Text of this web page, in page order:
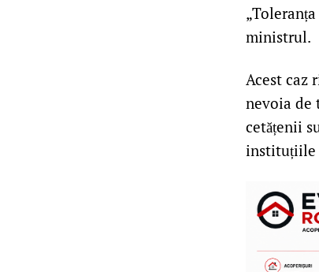
ministrul.
Acest caz
nevoia de
cetățenii
instituțiile